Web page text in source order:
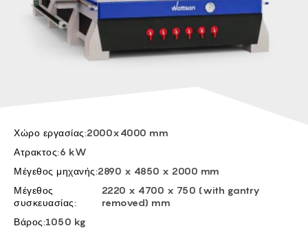
FI -
BG -
CS -
Χώρο εργασίας:2000x4000 mm
Ατρακτος:6 kW
Μέγεθος μηχανής:2890 x 4850 x 2000 mm
Μέγεθος
συσκευασίας:
2220 x 4700 x 750 (with gantry
removed) mm
Βάρος:1050 kg